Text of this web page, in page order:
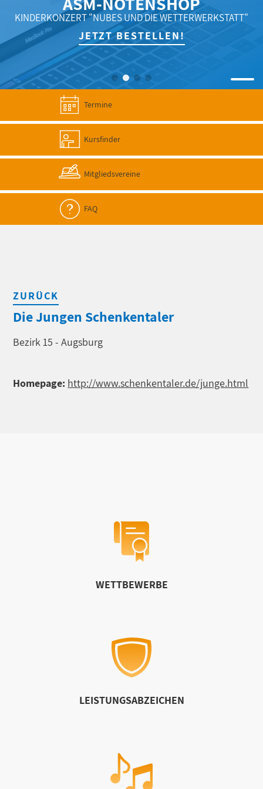
KINDERKONZERT "NUBES UND DIE WETTERWERKSTATT"
JETZT BESTELLEN!
Termine
Kursfinder
Mitgliedsvereine
FAQ
ZURÜCK
Die Jungen Schenkentaler
Bezirk 15 - Augsburg
Homepage: http://www.schenkentaler.de/junge.html
WETTBEWERBE
LEISTUNGSABZEICHEN